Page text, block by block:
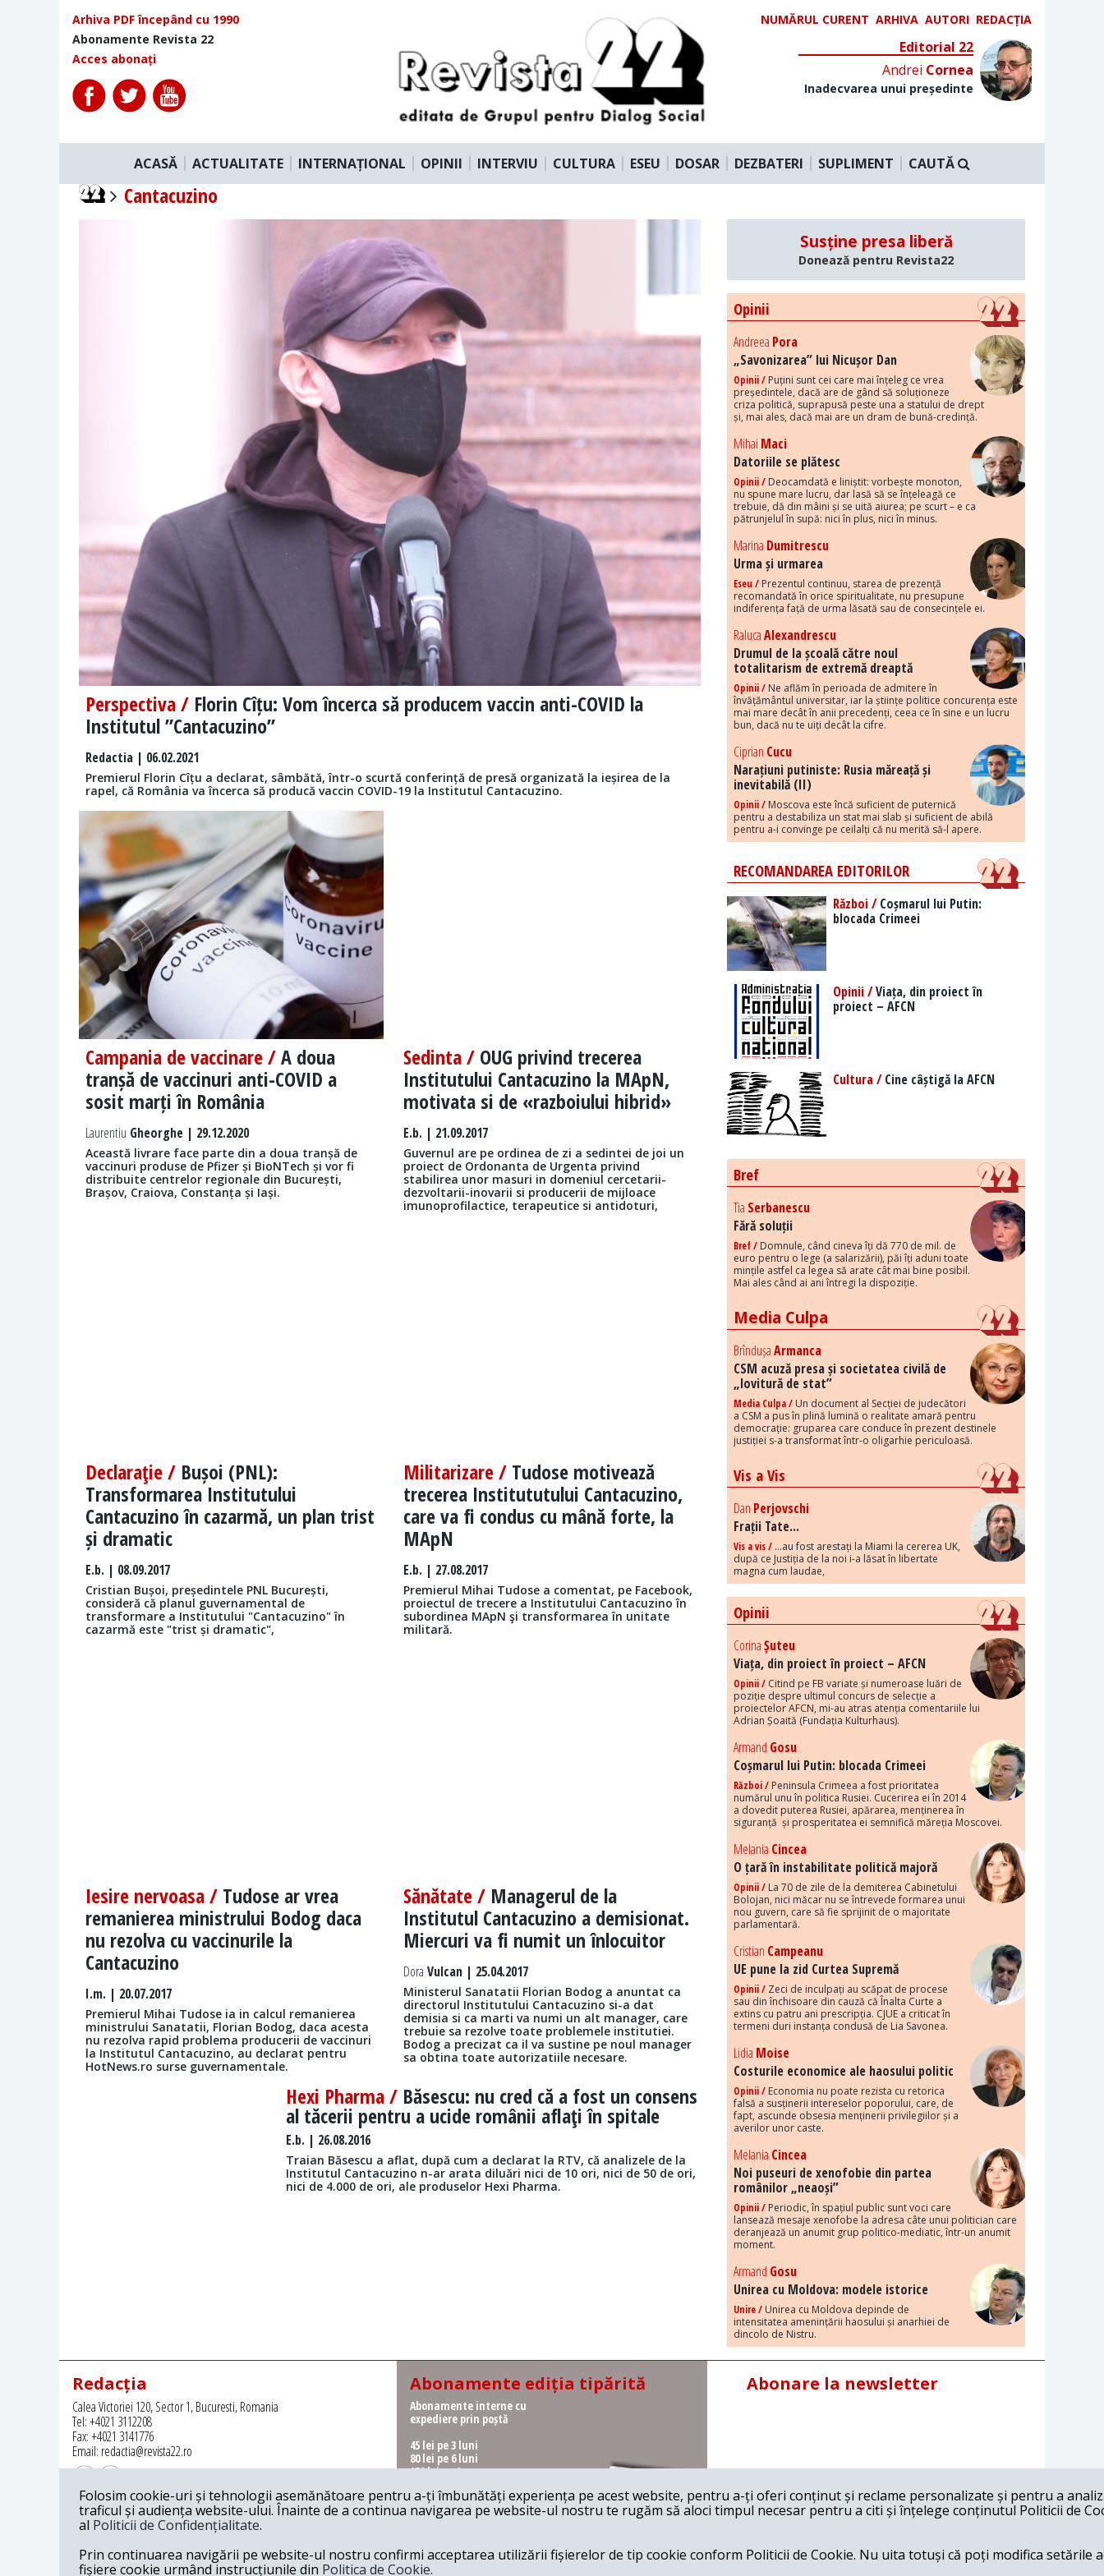
Arhiva PDF începând cu 1990
Abonamente Revista 22
Acces abonați
NUMĂRUL CURENT ARHIVA AUTORI REDACȚIA
Editorial 22
Andrei Cornea
Inadecvarea unui președinte
ACASĂ ACTUALITATE INTERNAȚIONAL OPINII INTERVIU CULTURA ESEU DOSAR DEZBATERI SUPLIMENT CAUTĂ
Cantacuzino
Perspectiva / Florin Cîțu: Vom încerca să producem vaccin anti-COVID la
Institutul ”Cantacuzino”
Redactia | 06.02.2021
Premierul Florin Cîțu a declarat, sâmbătă, într-o scurtă conferință de presă organizată la ieșirea de la
rapel, că România va încerca să producă vaccin COVID-19 la Institutul Cantacuzino.
Campania de vaccinare /A doua
tranșă de vaccinuri anti-COVID a
sosit marți în România
Laurentiu Gheorghe | 29.12.2020
Această livrare face parte din a doua tranșă de
vaccinuri produse de Pfizer și BioNTech și vor fi
distribuite centrelor regionale din București,
Brașov, Craiova, Constanța și Iași.
Sedinta / OUG privind trecerea
Institutului Cantacuzino la MApN,
motivata si de «razboiului hibrid»
E.b. | 21.09.2017
Guvernul are pe ordinea de zi a sedintei de joi un
proiect de Ordonanta de Urgenta privind
stabilirea unor masuri in domeniul cercetarii-
dezvoltarii-inovarii si producerii de mijloace
imunoprofilactice, terapeutice si antidoturi,
Declaraţie / Bușoi (PNL):
Transformarea Institutului
Cantacuzino în cazarmă, un plan trist
și dramatic
E.b. | 08.09.2017
Cristian Bușoi, președintele PNL București,
consideră că planul guvernamental de
transformare a Institutului "Cantacuzino" în
cazarmă este "trist și dramatic",
Militarizare / Tudose motivează
trecerea Institututului Cantacuzino,
care va fi condus cu mână forte, la
MApN
E.b. | 27.08.2017
Premierul Mihai Tudose a comentat, pe Facebook,
proiectul de trecere a Institutului Cantacuzino în
subordinea MApN şi transformarea în unitate
militară.
Iesire nervoasa / Tudose ar vrea
remanierea ministrului Bodog daca
nu rezolva cu vaccinurile la
Cantacuzino
I.m. | 20.07.2017
Premierul Mihai Tudose ia in calcul remanierea
ministrului Sanatatii, Florian Bodog, daca acesta
nu rezolva rapid problema producerii de vaccinuri
la Institutul Cantacuzino, au declarat pentru
HotNews.ro surse guvernamentale.
Sănătate / Managerul de la
Institutul Cantacuzino a demisionat.
Miercuri va fi numit un înlocuitor
Dora Vulcan | 25.04.2017
Ministerul Sanatatii Florian Bodog a anuntat ca
directorul Institutului Cantacuzino si-a dat
demisia si ca marti va numi un alt manager, care
trebuie sa rezolve toate problemele institutiei.
Bodog a precizat ca il va sustine pe noul manager
sa obtina toate autorizatiile necesare.
Hexi Pharma / Băsescu: nu cred că a fost un consens
al tăcerii pentru a ucide românii aflaţi în spitale
E.b. | 26.08.2016
Traian Băsescu a aflat, după cum a declarat la RTV, că analizele de la
Institutul Cantacuzino n-ar arata diluări nici de 10 ori, nici de 50 de ori,
nici de 4.000 de ori, ale produselor Hexi Pharma.
Susține presa liberă
Donează pentru Revista22
Opinii
Andreea Pora
„Savonizarea” lui Nicușor Dan
Opinii / Puțini sunt cei care mai înțeleg ce vrea
președintele, dacă are de gând să soluționeze
criza politică, suprapusă peste una a statului de drept
și, mai ales, dacă mai are un dram de bună-credință.
Mihai Maci
Datoriile se plătesc
Opinii / Deocamdată e liniștit: vorbește monoton,
nu spune mare lucru, dar lasă să se înțeleagă ce
trebuie, dă din mâini și se uită aiurea; pe scurt – e ca
pătrunjelul în supă: nici în plus, nici în minus.
Marina Dumitrescu
Urma și urmarea
Eseu / Prezentul continuu, starea de prezență
recomandată în orice spiritualitate, nu presupune
indiferența față de urma lăsată sau de consecințele ei.
RalucaAlexandrescu
Drumul de la școală către noul
totalitarism de extremă dreaptă
Opinii / Ne aflăm în perioada de admitere în
învățământul universitar, iar la științe politice concurența este
mai mare decât în anii precedenți, ceea ce în sine e un lucru
bun, dacă nu te uiți decât la cifre.
Ciprian Cucu
Narațiuni putiniste: Rusia măreață și
inevitabilă (II)
Opinii / Moscova este încă suficient de puternică
pentru a destabiliza un stat mai slab și suficient de abilă
pentru a-i convinge pe ceilalți că nu merită să-l apere.
RECOMANDAREA EDITORILOR
Război /Coșmarul lui Putin:
blocada Crimeei
Opinii /Viața, din proiect în
proiect – AFCN
Cultura /Cine câștigă la AFCN
Bref
Tia Serbanescu
Fără soluții
Bref / Domnule, când cineva îți dă 770 de mil. de
euro pentru o lege (a salarizării), păi îți aduni toate
mințile astfel ca legea să arate cât mai bine posibil.
Mai ales când ai ani întregi la dispoziție.
Media Culpa
BrîndușaArmanca
CSM acuză presa și societatea civilă de
„lovitură de stat”
Media Culpa / Un document al Secției de judecători
a CSM a pus în plină lumină o realitate amară pentru
democrație: gruparea care conduce în prezent destinele
justiției s-a transformat într-o oligarhie periculoasă.
Vis a Vis
Dan Perjovschi
Frații Tate...
Vis a vis / ...au fost arestați la Miami la cererea UK,
după ce Justiția de la noi i-a lăsat în libertate
magna cum laudae,
Opinii
CorinaȘuteu
Viața, din proiect în proiect – AFCN
Opinii / Citind pe FB variate și numeroase luări de
poziție despre ultimul concurs de selecție a
proiectelor AFCN, mi-au atras atenția comentariile lui
Adrian Șoaită (Fundația Kulturhaus).
Armand Gosu
Coșmarul lui Putin: blocada Crimeei
Război / Peninsula Crimeea a fost prioritatea
numărul unu în politica Rusiei. Cucerirea ei în 2014
a dovedit puterea Rusiei, apărarea, menținerea în
siguranță și prosperitatea ei semnifică măreția Moscovei.
Melania Cincea
O țară în instabilitate politică majoră
Opinii / La 70 de zile de la demiterea Cabinetului
Bolojan, nici măcar nu se întrevede formarea unui
nou guvern, care să fie sprijinit de o majoritate
parlamentară.
Cristian Campeanu
UE pune la zid Curtea Supremă
Opinii / Zeci de inculpați au scăpat de procese
sau din închisoare din cauză că Înalta Curte a
extins cu patru ani prescripția. CJUE a criticat în
termeni duri instanța condusă de Lia Savonea.
Lidia Moise
Costurile economice ale haosului politic
Opinii / Economia nu poate rezista cu retorica
falsă a susținerii intereselor poporului, care, de
fapt, ascunde obsesia menținerii privilegiilor și a
averilor unor caste.
Melania Cincea
Noi puseuri de xenofobie din partea
românilor „neaoși”
Opinii / Periodic, în spațiul public sunt voci care
lansează mesaje xenofobe la adresa câte unui politician care
deranjează un anumit grup politico-mediatic, într-un anumit
moment.
Armand Gosu
Unirea cu Moldova: modele istorice
Unire / Unirea cu Moldova depinde de
intensitatea amenințării haosului și anarhiei de
dincolo de Nistru.
Redacția
Calea Victoriei 120, Sector 1, Bucuresti, Romania
Tel: +4021 3112208
Fax: +4021 3141776
Email: redactia@revista22.ro
Revista 22 este editata de
Abonamente ediția tipărită
Abonamente interne cu
expediere prin poștă
45 lei pe 3 luni
80 lei pe 6 luni
150 lei pe 1 an
Abonamente interne cu
ridicare de la redacție
62 lei pe 6 luni
115 lei pe 1 an
Abonare la newsletter
Folosim cookie-uri și tehnologii asemănătoare pentru a-ți îmbunătăți experiența pe acest website, pentru a-ți oferi conținut și reclame personalizate și pentru a
traficul și audiența website-ului. Înainte de a continua navigarea pe website-ul nostru te rugăm să aloci timpul necesar pentru a citi și înțelege conținutul Politicii de
al Politicii de Confidențialitate.
Prin continuarea navigării pe website-ul nostru confirmi acceptarea utilizării fișierelor de tip cookie conform Politicii de Cookie. Nu uita totuși că poți modifica setările
fișiere cookie urmând instrucțiunile din Politica de Cookie.